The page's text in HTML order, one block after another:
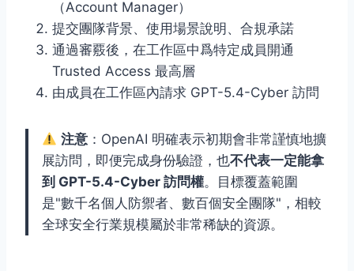
（Account Manager）
提交團隊背景、使用場景說明、合規承諾
通過審覈後，在工作區中爲特定成員開通
Trusted Access 最高層
由成員在工作區內請求 GPT-5.4-Cyber 訪問
注意 ：OpenAI 明確表示初期會非常謹慎地擴
展訪問，即便完成身份驗證，也不代表一定能拿
到 GPT-5.4-Cyber 訪問權。目標覆蓋範圍
是"數千名個人防禦者、數百個安全團隊"，相較
全球安全行業規模屬於非常稀缺的資源。